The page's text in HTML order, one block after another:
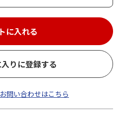
りに登録する
問い合わせはこちら